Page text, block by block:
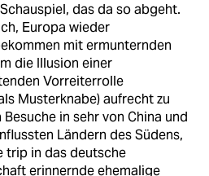
das da so abgeht.
Europa wieder
mit ermunternden
die Illusion einer
Vorreiterrolle
Musterknabe) aufrecht zu
in sehr von China und
Ländern des Südens,
trip in das deutsche
erinnernde ehemalige